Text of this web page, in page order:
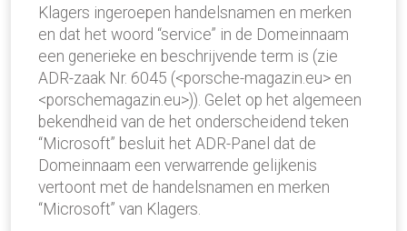
Klagers ingeroepen handelsnamen en merken
en dat het woord “service” in de Domeinnaam
een generieke en beschrijvende term is (zie
ADR-zaak Nr. 6045 (<porsche-magazin.eu> en
<porschemagazin.eu>)). Gelet op het algemeen
bekendheid van de het onderscheidend teken
“Microsoft” besluit het ADR-Panel dat de
Domeinnaam een verwarrende gelijkenis
vertoont met de handelsnamen en merken
“Microsoft” van Klagers.